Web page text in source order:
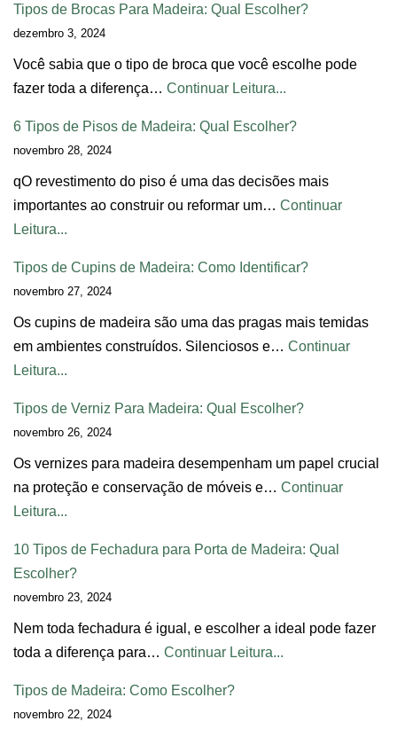
Tipos de Brocas Para Madeira: Qual Escolher?
dezembro 3, 2024
Você sabia que o tipo de broca que você escolhe pode
fazer toda a diferença… Continuar Leitura...
6 Tipos de Pisos de Madeira: Qual Escolher?
novembro 28, 2024
qO revestimento do piso é uma das decisões mais
importantes ao construir ou reformar um… Continuar
Leitura...
Tipos de Cupins de Madeira: Como Identificar?
novembro 27, 2024
Os cupins de madeira são uma das pragas mais temidas
em ambientes construídos. Silenciosos e… Continuar
Leitura...
Tipos de Verniz Para Madeira: Qual Escolher?
novembro 26, 2024
Os vernizes para madeira desempenham um papel crucial
na proteção e conservação de móveis e… Continuar
Leitura...
10 Tipos de Fechadura para Porta de Madeira: Qual
Escolher?
novembro 23, 2024
Nem toda fechadura é igual, e escolher a ideal pode fazer
toda a diferença para… Continuar Leitura...
Tipos de Madeira: Como Escolher?
novembro 22, 2024